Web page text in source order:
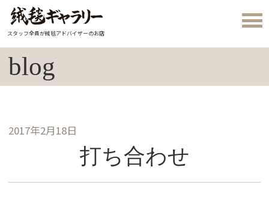
スタッフ全員が絨毯アドバイザーのお店
blog
2017年2月18日
打ち合わせ